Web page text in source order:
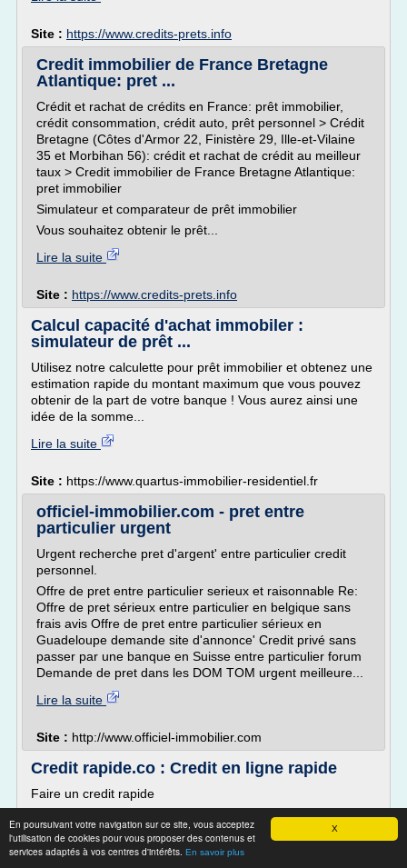
X
En poursuivant votre navigation sur ce site, vous acceptez
l'utilisation de cookies pour vous proposer des contenus et
services adaptés à vos centres d'intérêts. En savoir plus
Site : https://www.credits-prets.info
Credit immobilier de France Bretagne
Atlantique: pret ...
Crédit et rachat de crédits en France: prêt immobilier,
crédit consommation, crédit auto, prêt personnel > Crédit
Bretagne (Côtes d'Armor 22, Finistère 29, Ille-et-Vilaine
35 et Morbihan 56): crédit et rachat de crédit au meilleur
taux > Credit immobilier de France Bretagne Atlantique:
pret immobilier
Simulateur et comparateur de prêt immobilier
Vous souhaitez obtenir le prêt...
Lire la suite
Site : https://www.credits-prets.info
Calcul capacité d'achat immobiler :
simulateur de prêt ...
Utilisez notre calculette pour prêt immobilier et obtenez une
estimation rapide du montant maximum que vous pouvez
obtenir de la part de votre banque ! Vous aurez ainsi une
idée de la somme...
Lire la suite
Site : https://www.quartus-immobilier-residentiel.fr
officiel-immobilier.com - pret entre
particulier urgent
Urgent recherche pret d'argent' entre particulier credit
personnel.
Offre de pret entre particulier serieux et raisonnable Re:
Offre de pret sérieux entre particulier en belgique sans
frais avis Offre de pret entre particulier sérieux en
Guadeloupe demande site d'annonce' Credit privé sans
passer par une banque en Suisse entre particulier forum
Demande de pret dans les DOM TOM urgent meilleure...
Lire la suite
Site : http://www.officiel-immobilier.com
Credit rapide.co : Credit en ligne rapide
Faire un credit rapide
Un credit rapide peut concerner tous les types de crédits
que ce soit un credit a la consommation rapide (travaux,
auto, revolving), un pret personnel rapide ou encore un